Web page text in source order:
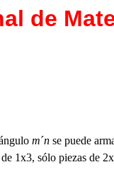
de
m´n se puede
1x3, sólo piezas de